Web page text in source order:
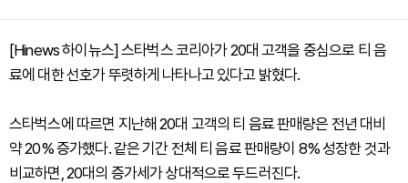
[Hinews 하이뉴스] 스타벅스 코리아가 20대 고객을 중심으로 티 음
료에 대한 선호가 뚜렷하게 나타나고 있다고 밝혔다.
스타벅스에 따르면 지난해 20대 고객의 티 음료 판매량은 전년 대비
약 20% 증가했다. 같은 기간 전체 티 음료 판매량이 8% 성장한 것과
비교하면, 20대의 증가세가 상대적으로 두드러진다.